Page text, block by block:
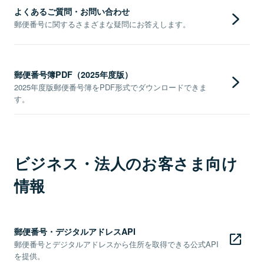
よくあるご質問・お問い合わせ
郵便番号に関するさまざまな疑問にお答えします。
郵便番号簿PDF（2025年度版）
2025年度版郵便番号簿をPDF形式でダウンロードできま
す。
ビジネス・法人のお客さま向け
情報
郵便番号・デジタルアドレスAPI
郵便番号とデジタルアドレスから住所を取得できる公式API
を提供。